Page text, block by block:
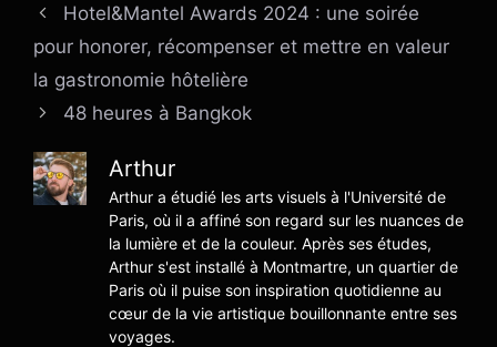
Hotel&Mantel Awards 2024 : une soirée
pour honorer, récompenser et mettre en valeur
la gastronomie hôtelière
48 heures à Bangkok
Arthur
Arthur a étudié les arts visuels à l'Université de
Paris, où il a affiné son regard sur les nuances de
la lumière et de la couleur. Après ses études,
Arthur s'est installé à Montmartre, un quartier de
Paris où il puise son inspiration quotidienne au
cœur de la vie artistique bouillonnante entre ses
voyages.